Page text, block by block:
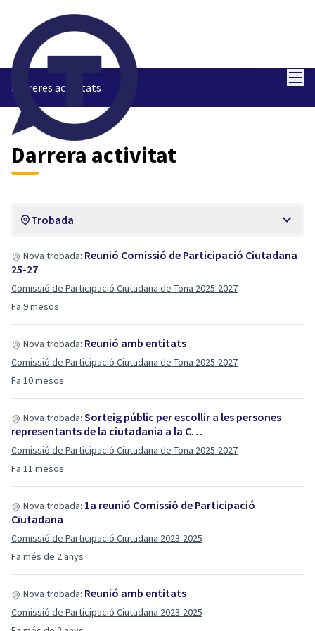
Darreres activitats
Darrera activitat
Trobada
Fa 9 mesos
Nova trobada: Reunió Comissió de Participació Ciutadana
25-27
Comissió de Participació Ciutadana de Tona 2025-2027
Fa 10 mesos
Nova trobada: Reunió amb entitats
Comissió de Participació Ciutadana de Tona 2025-2027
Fa 11 mesos
Nova trobada: Sorteig públic per escollir a les persones
representants de la ciutadania a la C…
Comissió de Participació Ciutadana de Tona 2025-2027
Fa més de 2 anys
Nova trobada: 1a reunió Comissió de Participació
Ciutadana
Comissió de Participació Ciutadana 2023-2025
Nova trobada: Reunió amb entitats
Comissió de Participació Ciutadana 2023-2025